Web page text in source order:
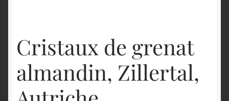
Cristaux de grenat
almandin, Zillertal,